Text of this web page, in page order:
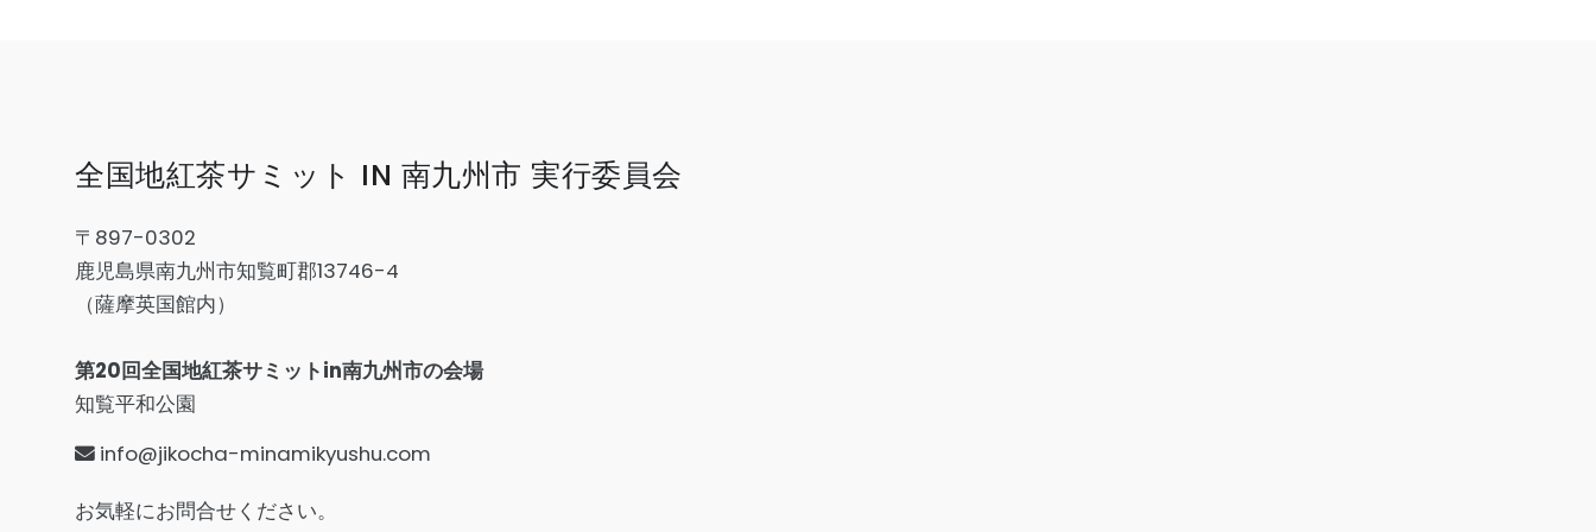
全国地紅茶サミット IN 南九州市 実行委員会
〒897-0302
鹿児島県南九州市知覧町郡13746-4
（薩摩英国館内）
第20回全国地紅茶サミットin南九州市の会場
知覧平和公園
info@jikocha-minamikyushu.com
お気軽にお問合せください。